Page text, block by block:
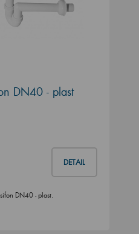
DN40 - plast
DETAIL
DN40 - plast.